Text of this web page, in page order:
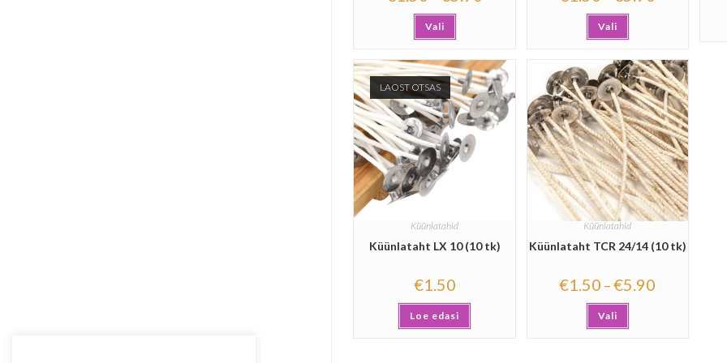
Vali Vali
LAOST OTSAS
Küünlatahid
Küünlataht LX 10 (10 tk)
€1.50
Loe edasi
Küünlatahid
Küünlataht TCR 24/14 (10 tk)
€1.50 –€5.90
Vali